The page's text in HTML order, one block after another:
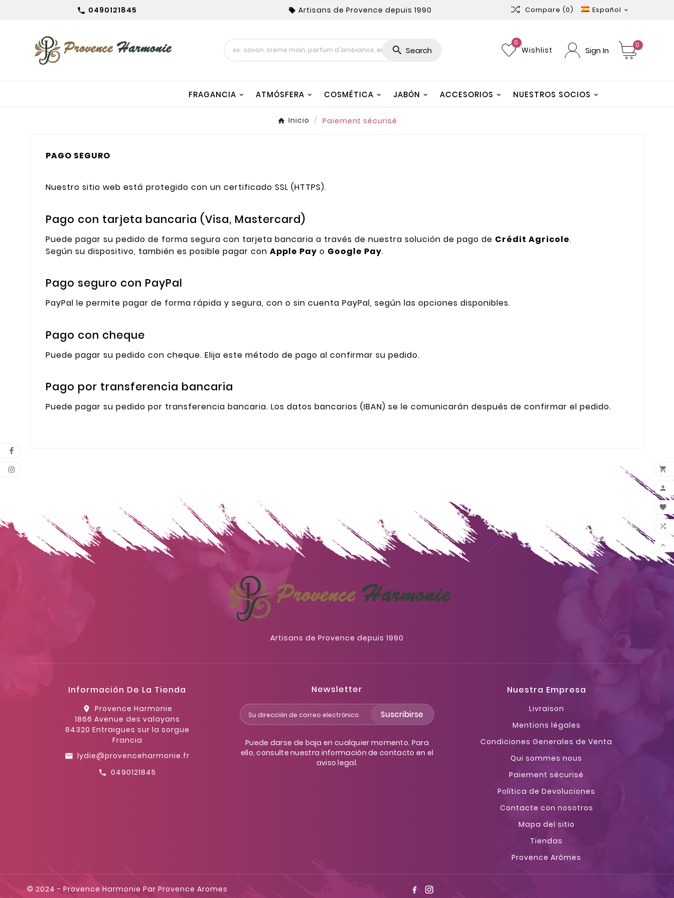
 0490121845  Artisans de Provence depuis 1990 Compare (0) Español 
 Search
0
Wishlist Sign In
0
FRAGANCIA ATMÓSFERA COSMÉTICA JABÓN ACCESORIOS NUESTROS SOCIOS
Inicio Paiement sécurisé
PAGO SEGURO
Nuestro sitio web está protegido con un certificado SSL (HTTPS).
Pago con tarjeta bancaria (Visa, Mastercard)
Puede pagar su pedido de forma segura con tarjeta bancaria a través de nuestra solución de pago de Crédit Agricole.
Según su dispositivo, también es posible pagar con Apple Pay o Google Pay.
Pago seguro con PayPal
PayPal le permite pagar de forma rápida y segura, con o sin cuenta PayPal, según las opciones disponibles.
Pago con cheque
Puede pagar su pedido con cheque. Elija este método de pago al confirmar su pedido.
Pago por transferencia bancaria
Puede pagar su pedido por transferencia bancaria. Los datos bancarios (IBAN) se le comunicarán después de confirmar el pedido.
Artisans de Provence depuis 1990
Información De La Tienda
location_on
Provence Harmonie
1866 Avenue des valayans
84320 Entraigues sur la sorgue
Francia
email lydie@provenceharmonie.fr
call 0490121845
Newsletter
Suscribirse
Puede darse de baja en cualquier momento. Para
ello, consulte nuestra información de contacto en el
aviso legal.
Nuestra Empresa
Livraison
Mentions légales
Condiciones Generales de Venta
Qui sommes nous
Paiement sécurisé
Política de Devoluciones
Contacte con nosotros
Mapa del sitio
Tiendas
Provence Arômes





© 2024 - Provence Harmonie Par Provence Aromes